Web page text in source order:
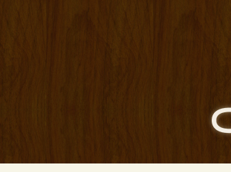
場・心斎
（チ
ステーキのほか、バルメニ